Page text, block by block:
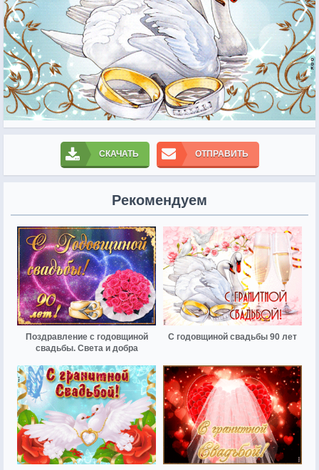
СКАЧАТЬ ОТПРАВИТЬ
Рекомендуем
Поздравление с годовщиной
свадьбы. Света и добра
С годовщиной свадьбы 90 лет